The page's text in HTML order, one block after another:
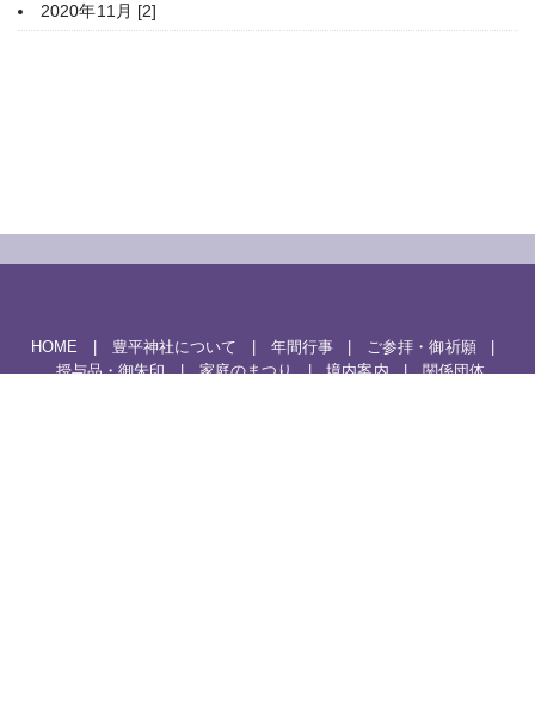
2020年11月 [2]
HOME 豊平神社について 年間行事
ご参拝・御祈願
授与品・御朱印
家庭のまつり 境内案内 関係団体